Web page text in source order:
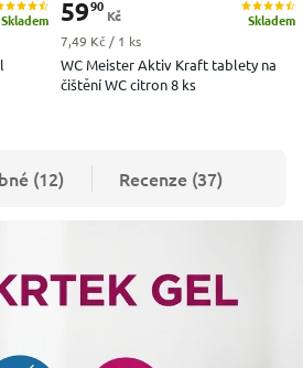
Skladem
WC Meister Aktiv Kraft tablety na
čištění WC citron 8 ks
Skladem
5990
Kč
Měrná cena:
7,49 Kč / 1 ks
(12) Recenze (37)